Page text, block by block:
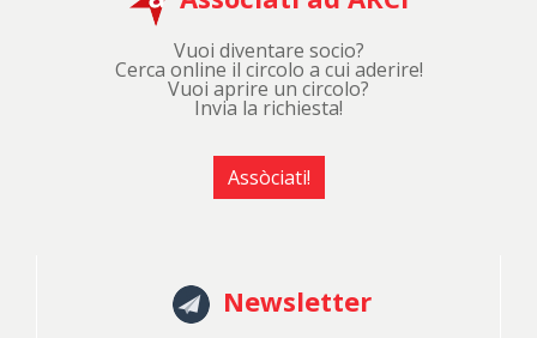
Vuoi diventare socio?
Cerca online il circolo a cui aderire!
Vuoi aprire un circolo?
Invia la richiesta!
Assòciati!
Newsletter